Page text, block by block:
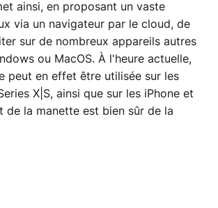
ainsi, en proposant un vaste
via un navigateur par le cloud, de
sur de nombreux appareils autres
ou MacOS. À l'heure actuelle,
peut en effet être utilisée sur les
X|S, ainsi que sur les iPhone et
de la manette est bien sûr de la